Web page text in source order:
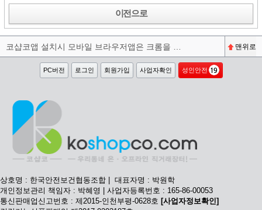
이전으로
맨위로
PC버전 로그인 회원가입 사업자확인 성인안전
상호명 : 한국안전보건협동조합 | 대표자명 : 박원학
개인정보관리 책임자 : 박혜영 | 사업자등록번호 : 165-86-00053
통신판매업신고번호 : 제2015-인천부평-0628호 [사업자정보확인]